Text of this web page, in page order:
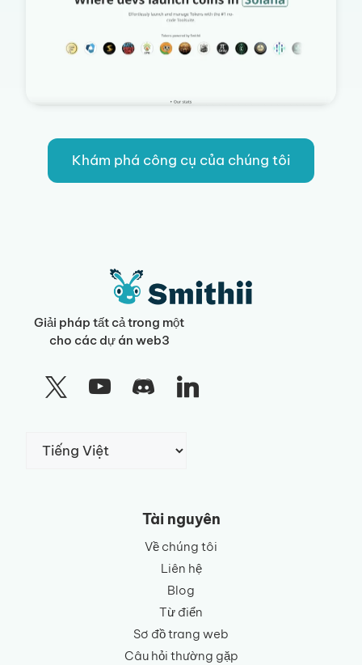
Khám phá công cụ của chúng tôi
Giải pháp tất cả trong một
cho các dự án web3
Chọn
một
Tài nguyên
Về chúng tôi
Liên hệ
Blog
Từ điển
Sơ đồ trang web
Câu hỏi thường gặp